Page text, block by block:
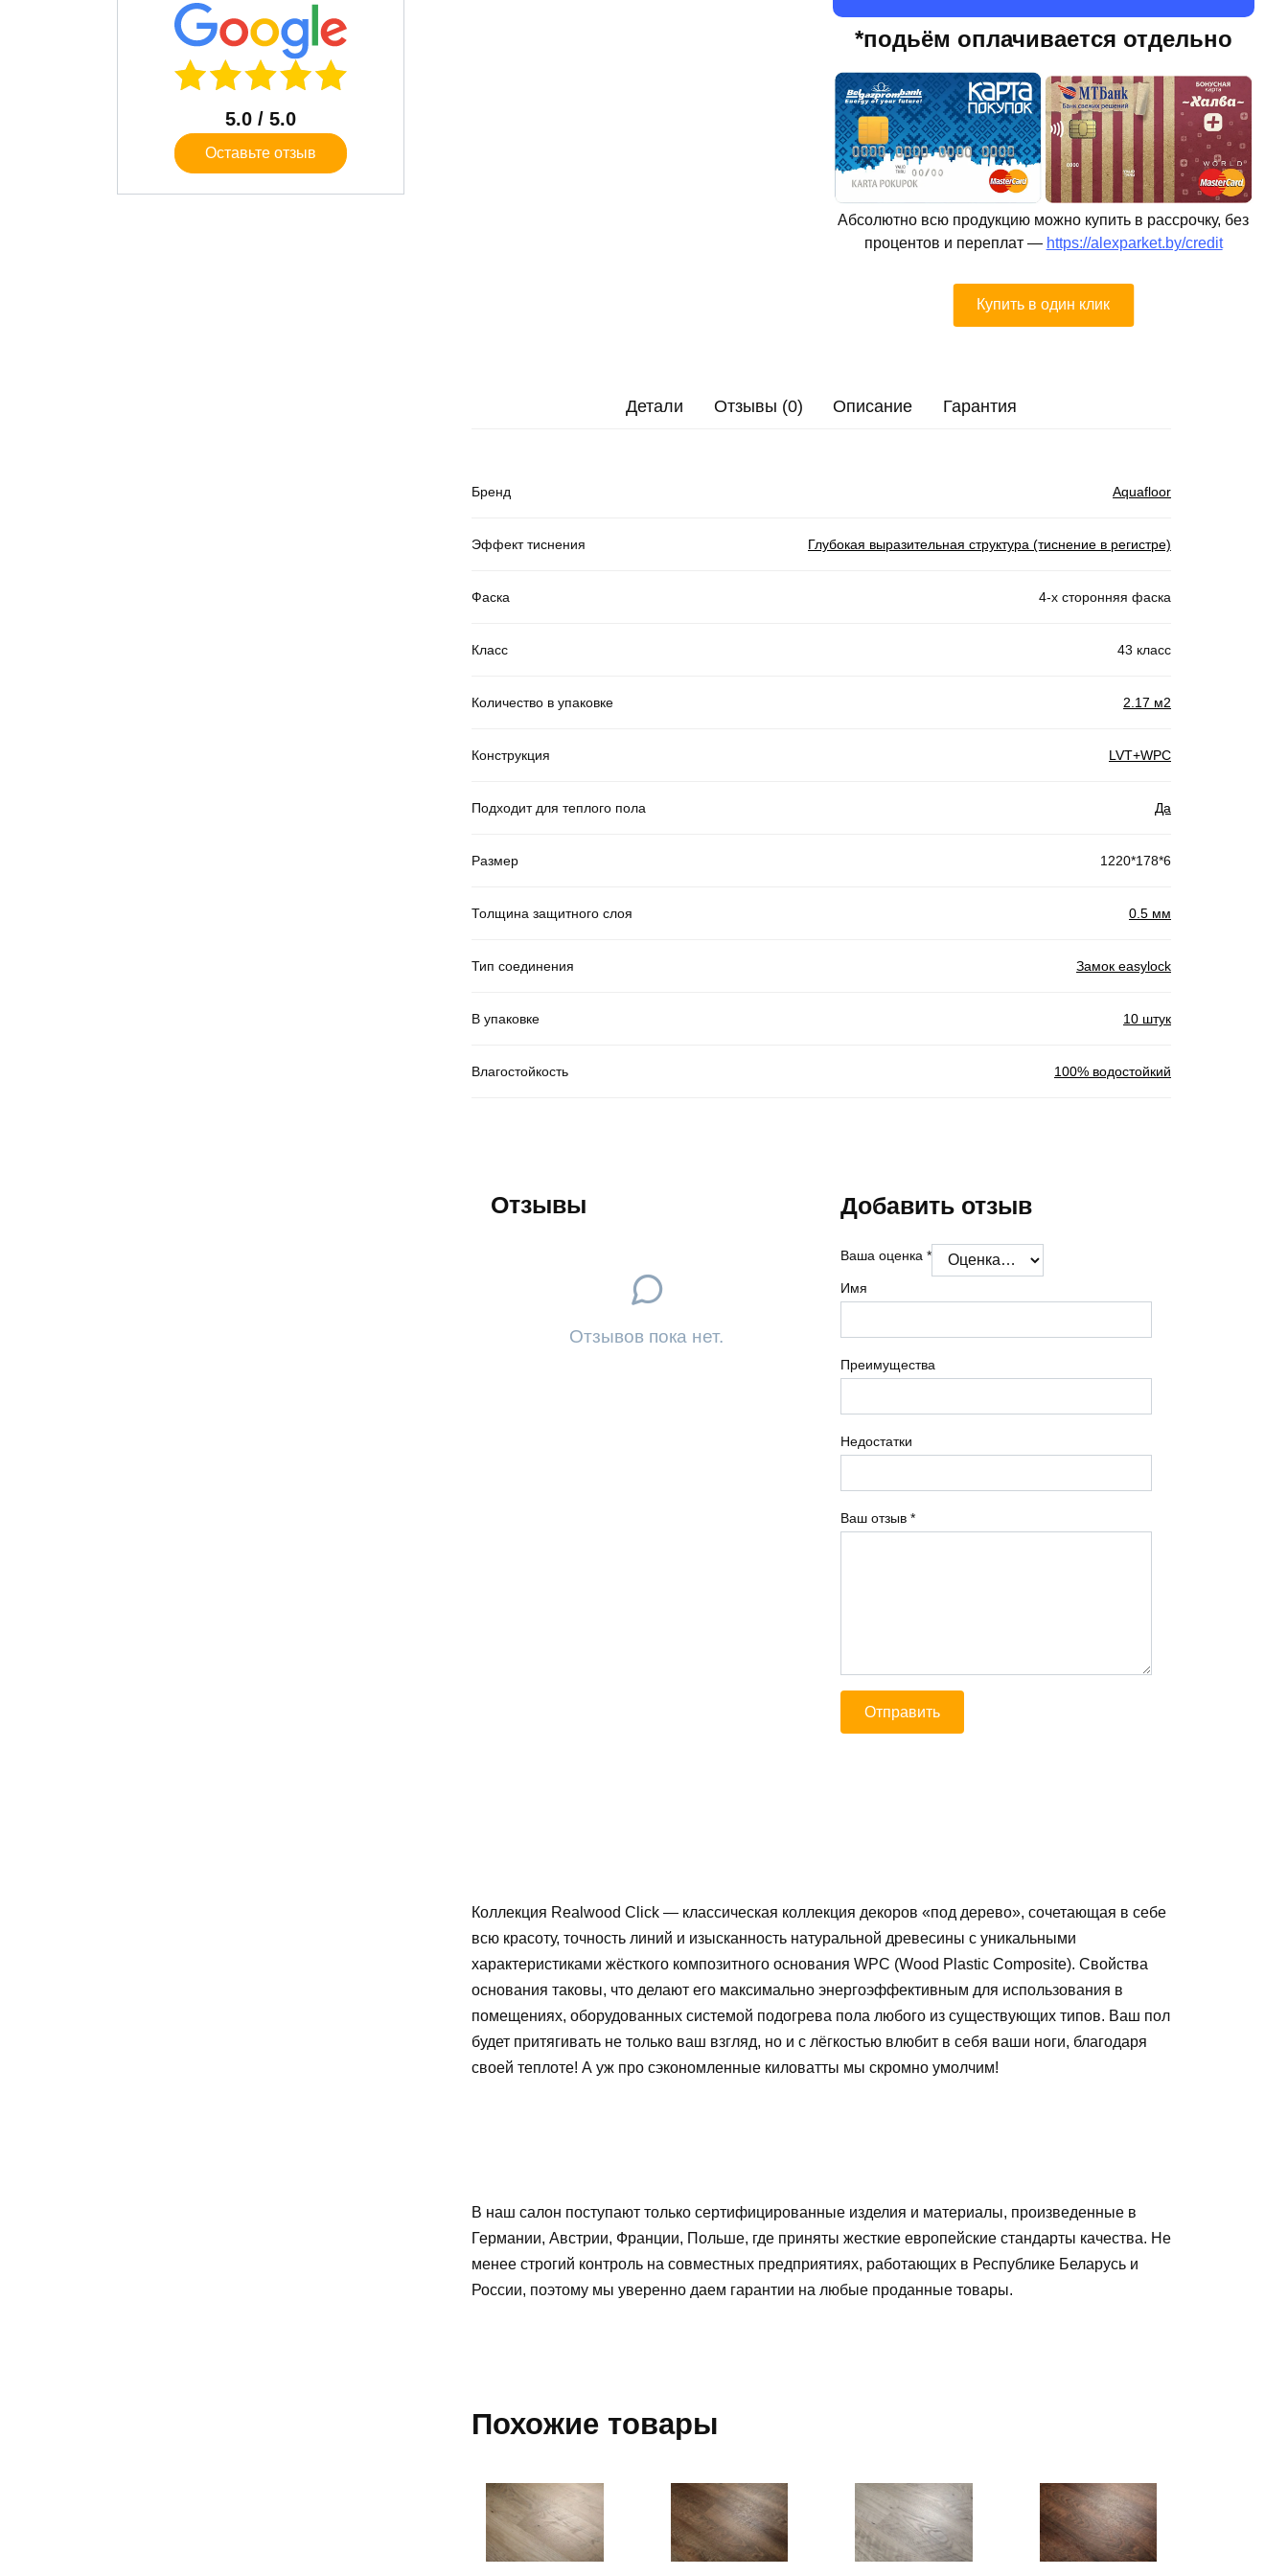
*подьём оплачивается отдельно
Абсолютно всю продукцию можно купить в рассрочку, без
процентов и переплат — https://alexparket.by/credit
Купить в один клик
Детали Отзывы (0) Описание Гарантия
Бренд Aquafloor
Эффект тиснения Глубокая выразительная структура (тиснение в регистре)
Фаска 4-х сторонняя фаска
Класс 43 класс
Количество в упаковке 2.17 м2
Конструкция LVT+WPC
Подходит для теплого пола Да
Размер 1220*178*6
Толщина защитного слоя 0.5 мм
Тип соединения Замок easylock
В упаковке 10 штук
Влагостойкость 100% водостойкий
Отзывы
Отзывов пока нет.
Добавить отзыв
Ваша оценка *
Ваш отзыв *
Имя
Преимущества
Недостатки
Коллекция Realwood Click — классическая коллекция декоров «под дерево», сочетающая в себе
всю красоту, точность линий и изысканность натуральной древесины с уникальными
характеристиками жёсткого композитного основания WPC (Wood Plastic Composite). Свойства
основания таковы, что делают его максимально энергоэффективным для использования в
помещениях, оборудованных системой подогрева пола любого из существующих типов. Ваш пол
будет притягивать не только ваш взгляд, но и с лёгкостью влюбит в себя ваши ноги, благодаря
своей теплоте! А уж про сэкономленные киловатты мы скромно умолчим!
В наш салон поступают только сертифицированные изделия и материалы, произведенные в
Германии, Австрии, Франции, Польше, где приняты жесткие европейские стандарты качества. Не
менее строгий контроль на совместных предприятиях, работающих в Республике Беларусь и
России, поэтому мы уверенно даем гарантии на любые проданные товары.
Похожие товары
5.0 / 5.0
Оставьте отзыв